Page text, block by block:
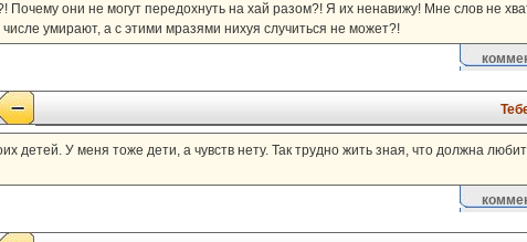
они не могут передохнуть на хай разом?! Я их ненавижу! Мне слов не
умирают, а с этими мразями нихуя случиться не может?!
детей. У меня тоже дети, а чувств нету. Так трудно жить зная, что должна